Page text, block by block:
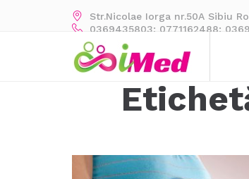
Str.Nicolae Iorga nr.50A Sibiu
0369435803; 0771162488;